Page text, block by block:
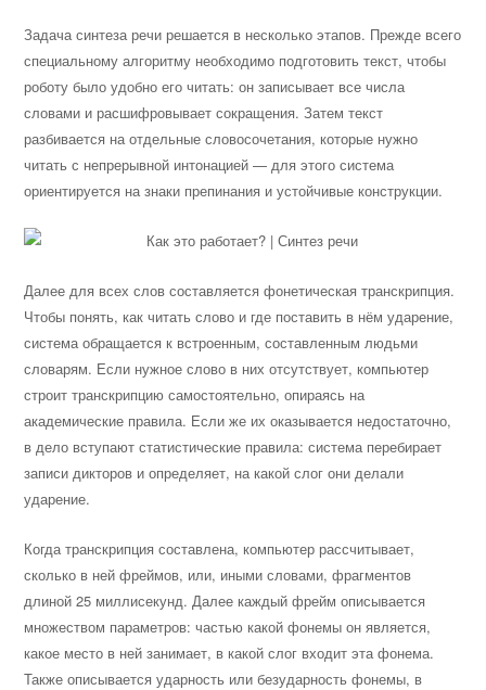
Задача синтеза речи решается в несколько этапов. Прежде всего
специальному алгоритму необходимо подготовить текст, чтобы
роботу было удобно его читать: он записывает все числа
словами и расшифровывает сокращения. Затем текст
разбивается на отдельные словосочетания, которые нужно
читать с непрерывной интонацией — для этого система
ориентируется на знаки препинания и устойчивые конструкции.
Далее для всех слов составляется фонетическая транскрипция.
Чтобы понять, как читать слово и где поставить в нём ударение,
система обращается к встроенным, составленным людьми
словарям. Если нужное слово в них отсутствует, компьютер
строит транскрипцию самостоятельно, опираясь на
академические правила. Если же их оказывается недостаточно,
в дело вступают статистические правила: система перебирает
записи дикторов и определяет, на какой слог они делали
ударение.
Когда транскрипция составлена, компьютер рассчитывает,
сколько в ней фреймов, или, иными словами, фрагментов
длиной 25 миллисекунд. Далее каждый фрейм описывается
множеством параметров: частью какой фонемы он является,
какое место в ней занимает, в какой слог входит эта фонема.
Также описывается ударность или безударность фонемы, в